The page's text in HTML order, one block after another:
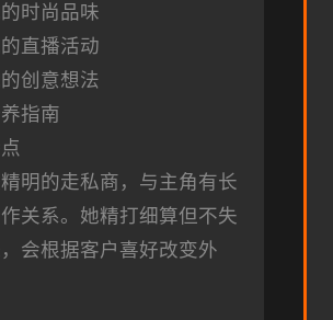
时尚品味
直播活动
创意想法
指南
明的走私商，与主角有长
关系。她精打细算但不失
会根据客户喜好改变外